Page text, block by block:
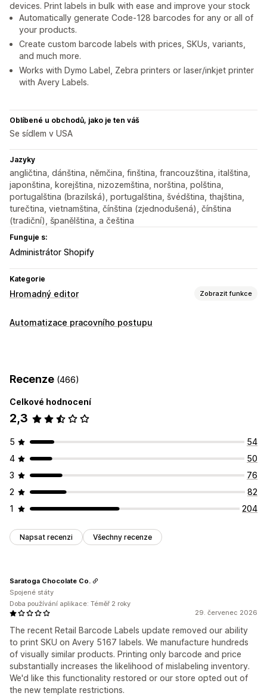
devices. Print labels in bulk with ease and improve your stock
Automatically generate Code-128 barcodes for any or all of
your products.
Create custom barcode labels with prices, SKUs, variants,
and much more.
Works with Dymo Label, Zebra printers or laser/inkjet printer
with Avery Labels.
Oblíbené u obchodů, jako je ten váš
Se sídlem v USA
Jazyky
angličtina, dánština, němčina, finština, francouzština, italština,
japonština, korejština, nizozemština, norština, polština,
portugalština (brazilská), portugalština, švédština, thajština,
turečtina, vietnamština, čínština (zjednodušená), čínština
(tradiční), španělština, a čeština
Funguje s:
Administrátor Shopify
Kategorie
Hromadný editor Zobrazit funkce
Upravitelné zdroje
Hromadné úpravy
Automatizace pracovního postupu
Recenze (466)
Celkové hodnocení
2,3
5
54
4
50
3
76
2
82
1
204
Napsat recenzi Všechny recenze
29. červenec 2026
The recent Retail Barcode Labels update removed our ability
to print SKU on Avery 5167 labels. We manufacture hundreds
of visually similar products. Printing only barcode and price
substantially increases the likelihood of mislabeling inventory.
We'd like this functionality restored or our store opted out of
the new template restrictions.
Saratoga Chocolate Co.
Spojené státy
Doba používání aplikace: Téměř 2 roky